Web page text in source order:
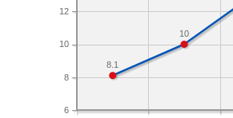
6
8
10
12
10
8.1